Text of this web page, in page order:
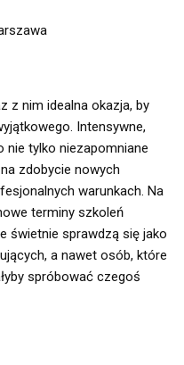
z nim idealna okazja, by
Intensywne,
nie tylko niezapomniane
zdobycie nowych
warunkach. Na
terminy szkoleń
świetnie sprawdzą się jako
a nawet osób, które
spróbować czegoś